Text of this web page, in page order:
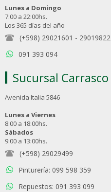
Lunes a Domingo
7:00 a 22:00hs.
Los 365 días del año
(+598) 29021601 - 29019822
091 393 094
Sucursal Carrasco
Avenida Italia 5846
Lunes a Viernes
8:00 a 18:00hs.
Sábados
9:00 a 13:00hs.
(+598) 29029499
Pinturería: 099 598 359
Repuestos: 091 393 099